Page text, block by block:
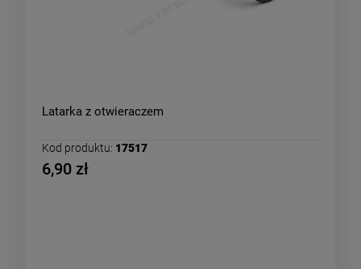
Latarka z otwieraczem
Kod produktu: 17517
6,90 zł